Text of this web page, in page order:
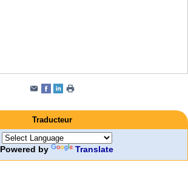
Traducteur
Powered by Translate